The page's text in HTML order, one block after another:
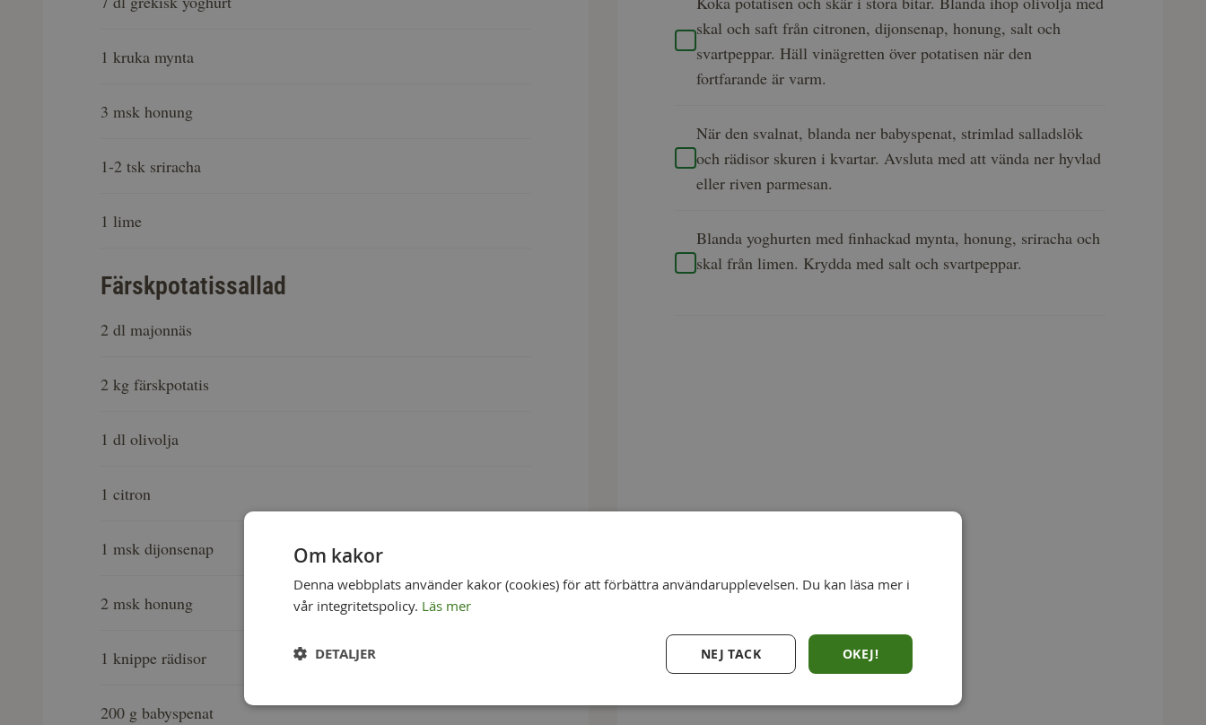
1 kruka mynta
3 msk honung
1-2 tsk sriracha
1 lime
Färskpotatissallad
2 dl majonnäs
2 kg färskpotatis
1 dl olivolja
1 citron
1 msk dijonsenap
2 msk honung
1 knippe rädisor
200 g babyspenat
skal och saft från citronen, dijonsenap, honung, salt och
svartpeppar. Häll vinägretten över potatisen när den
fortfarande är varm.
När den svalnat, blanda ner babyspenat, strimlad salladslök
och rädisor skuren i kvartar. Avsluta med att vända ner hyvlad
eller riven parmesan.
Blanda yoghurten med finhackad mynta, honung, sriracha och
skal från limen. Krydda med salt och svartpeppar.
Om kakor
Denna webbplats använder kakor (cookies) för att förbättra användarupplevelsen. Du kan läsa mer i
vår integritetspolicy. Läs mer
OKEJ!
NEJ TACK
DETALJER